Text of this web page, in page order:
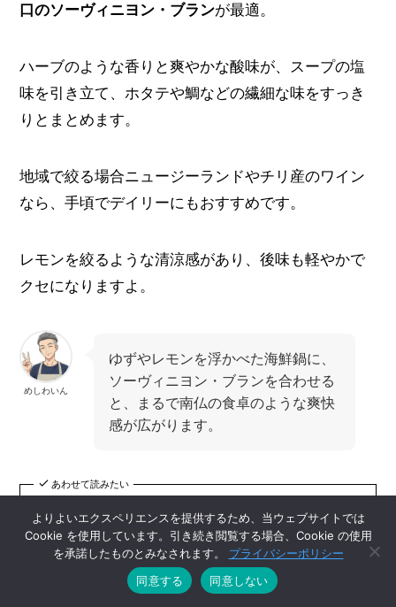
口のソーヴィニヨン・ブランが最適。
ハーブのような香りと爽やかな酸味が、スープの塩
味を引き立て、ホタテや鯛などの繊細な味をすっき
りとまとめます。
地域で絞る場合ニュージーランドやチリ産のワイン
なら、手頃でデイリーにもおすすめです。
レモンを絞るような清涼感があり、後味も軽やかで
クセになりますよ。
めしわいん
ゆずやレモンを浮かべた海鮮鍋に、
ソーヴィニヨン・ブランを合わせる
と、まるで南仏の食卓のような爽快
感が広がります。
あわせて読みたい
【断トツのリピート率】インヴィ
ーヴォ X サラ・ジェシカ・パー
カー ソーヴィニヨンブランのレ
ビュー
よりよいエクスペリエンスを提供するため、当ウェブサイトでは
Cookie を使用しています。引き続き閲覧する場合、Cookie の使用
を承諾したものとみなされます。 プライバシーポリシー
同意する
同意しない